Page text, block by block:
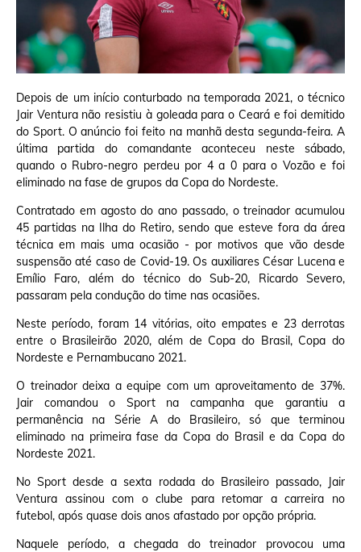
Depois de um início conturbado na temporada 2021, o técnico
Jair Ventura não resistiu à goleada para o Ceará e foi demitido
do Sport. O anúncio foi feito na manhã desta segunda-feira. A
última partida do comandante aconteceu neste sábado,
quando o Rubro-negro perdeu por 4 a 0 para o Vozão e foi
eliminado na fase de grupos da Copa do Nordeste.
Contratado em agosto do ano passado, o treinador acumulou
45 partidas na Ilha do Retiro, sendo que esteve fora da área
técnica em mais uma ocasião - por motivos que vão desde
suspensão até caso de Covid-19. Os auxiliares César Lucena e
Emílio Faro, além do técnico do Sub-20, Ricardo Severo,
passaram pela condução do time nas ocasiões.
Neste período, foram 14 vitórias, oito empates e 23 derrotas
entre o Brasileirão 2020, além de Copa do Brasil, Copa do
Nordeste e Pernambucano 2021.
O treinador deixa a equipe com um aproveitamento de 37%.
Jair comandou o Sport na campanha que garantiu a
permanência na Série A do Brasileiro, só que terminou
eliminado na primeira fase da Copa do Brasil e da Copa do
Nordeste 2021.
No Sport desde a sexta rodada do Brasileiro passado, Jair
Ventura assinou com o clube para retomar a carreira no
futebol, após quase dois anos afastado por opção própria.
Naquele período, a chegada do treinador provocou uma